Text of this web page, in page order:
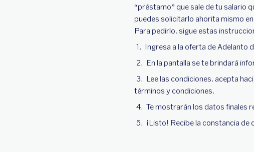
“préstamo” que sale de tu salario
puedes solicitarlo ahorita mismo en
Para pedirlo, sigue estas
Ingresa a la oferta de Adelanto
En la pantalla se te brindará
Lee las condiciones, acepta
términos y condiciones.
Te mostrarán los datos finales
¡Listo! Recibe la constancia de